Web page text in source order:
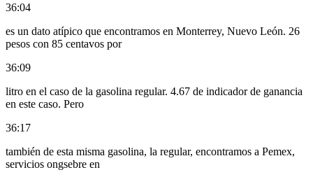
36:04
es un dato atípico que encontramos en Monterrey, Nuevo León. 26
pesos con 85 centavos por
36:09
litro en el caso de la gasolina regular. 4.67 de indicador de ganancia
en este caso. Pero
36:17
también de esta misma gasolina, la regular, encontramos a Pemex,
servicios ongsebre en